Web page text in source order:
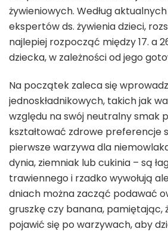
żywieniowych. Według
ekspertów ds. żywienia dzieci,
najlepiej rozpocząć między 17. a
dziecka, w zależności od jego
Na początek zaleca się
jednoskładnikowych, takich jak
względu na swój neutralny smak
kształtować zdrowe preferencje
pierwsze warzywa dla
dynia, ziemniak lub cukinia – są
trawiennego i rzadko wywołują
dniach można zacząć podawać
gruszkę czy banana, pamiętając,
pojawić się po warzywach, aby